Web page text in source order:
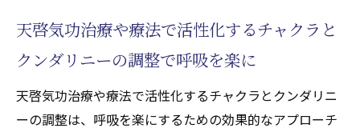
天啓気功治療や療法で活性化するチャクラと
クンダリニーの調整で呼吸を楽に
天啓気功治療や療法で活性化するチャクラとクンダリニ
ーの調整は、呼吸を楽にするための効果的なアプローチ